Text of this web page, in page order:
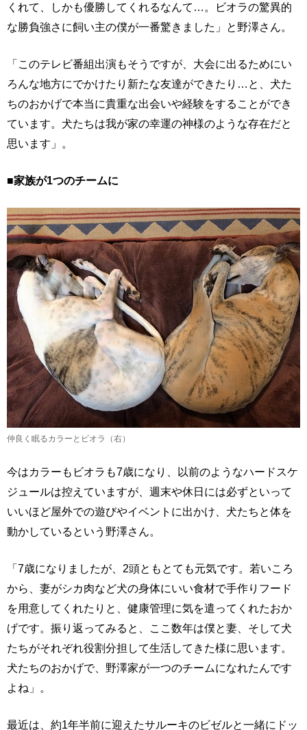
くれて、しかも優勝してくれるなんて…。ビオラの驚異的
な勝負強さに飼い主の僕が一番驚きました」と野澤さん。
「このテレビ番組出演もそうですが、大会に出るためにい
ろんな地方にでかけたり新たな友達ができたり…と、犬た
ちのおかげで本当に貴重な出会いや経験をすることができ
ています。犬たちは我が家の幸運の神様のような存在だと
思います」。
■家族が1つのチームに
仲良く眠るカラーとビオラ（右）
今はカラーもビオラも7歳になり、以前のようなハードスケ
ジュールは控えていますが、週末や休日には必ずといって
いいほど屋外での遊びやイベントに出かけ、犬たちと体を
動かしているという野澤さん。
「7歳になりましたが、2頭ともとても元気です。若いころ
から、妻がシカ肉など犬の身体にいい食材で手作りフード
を用意してくれたりと、健康管理に気を遣ってくれたおか
げです。振り返ってみると、ここ数年は僕と妻、そして犬
たちがそれぞれ役割分担して生活してきた様に思います。
犬たちのおかげで、野澤家が一つのチームになれたんです
よね」。
最近は、約1年半前に迎えたサルーキのビゼルと一緒にドッ